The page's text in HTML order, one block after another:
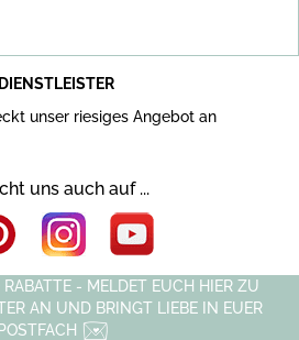
unser riesiges Angebot an
uns auch auf ...
- MELDET EUCH HIER ZU
AN UND BRINGT LIEBE IN EUER
POSTFACH